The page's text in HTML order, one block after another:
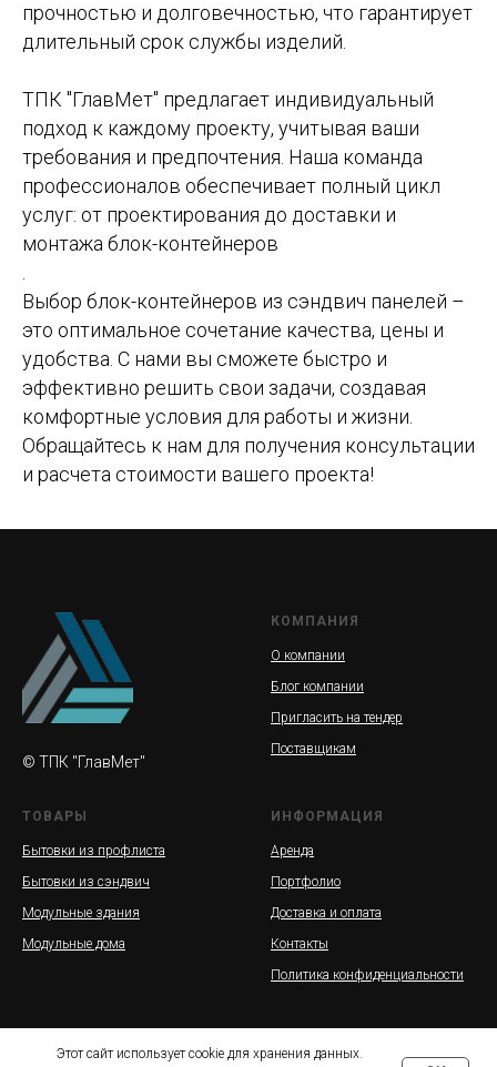
прочностью и долговечностью, что гарантирует
длительный срок службы изделий.
ТПК "ГлавМет" предлагает индивидуальный
подход к каждому проекту, учитывая ваши
требования и предпочтения. Наша команда
профессионалов обеспечивает полный цикл
услуг: от проектирования до доставки и
монтажа блок-контейнеров
Выбор блок-контейнеров из сэндвич панелей –
это оптимальное сочетание качества, цены и
удобства. С нами вы сможете быстро и
эффективно решить свои задачи, создавая
комфортные условия для работы и жизни.
Обращайтесь к нам для получения консультации
и расчета стоимости вашего проекта!
© ТПК "ГлавМет"
КОМПАНИЯ
О компании
Блог компании
Пригласить на тендер
Поставщикам
ТОВАРЫ
Бытовки из профлиста
Бытовки из сэндвич
Модульные здания
Модульные дома
ИНФОРМАЦИЯ
Аренда
Портфолио
Доставка и оплата
Контакты
Политика конфиденциальности
Этот сайт использует cookie для хранения данных.